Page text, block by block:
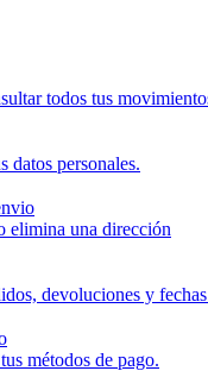
todos tus
datos personales.
elimina una dirección
devoluciones y
métodos de pago.